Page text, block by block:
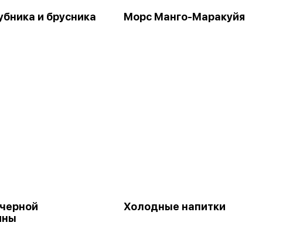
и брусника Морс Манго-Маракуйя
Холодные напитки